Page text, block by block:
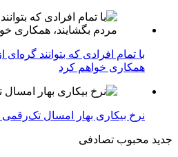
با تمام افرادی که بتوانند
همکاری خواهم کرد
نرخ بیکاری بهار امسال تک‌رقمی
جدید محبوب تصادفی